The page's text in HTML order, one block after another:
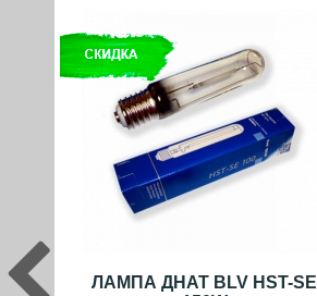
ЛАМПА ДНАТ BLV HST-SE